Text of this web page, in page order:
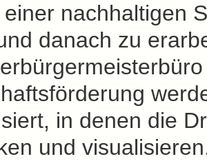
nachhaltigen
danach zu
in denen die
und